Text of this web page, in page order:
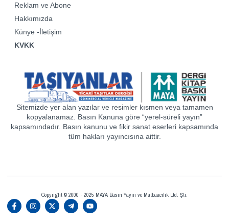
Reklam ve Abone
Hakkımızda
Künye -İletişim
KVKK
Sitemizde yer alan yazılar ve resimler kısmen veya tamamen
kopyalanamaz. Basın Kanuna göre “yerel-süreli yayın”
kapsamındadır. Basın kanunu ve fikir sanat eserleri kapsamında
tüm hakları yayıncısına aittir.
Copyright © 2000 - 2025 MAYA Basın Yayın ve Matbaacılık Ltd. Şti.